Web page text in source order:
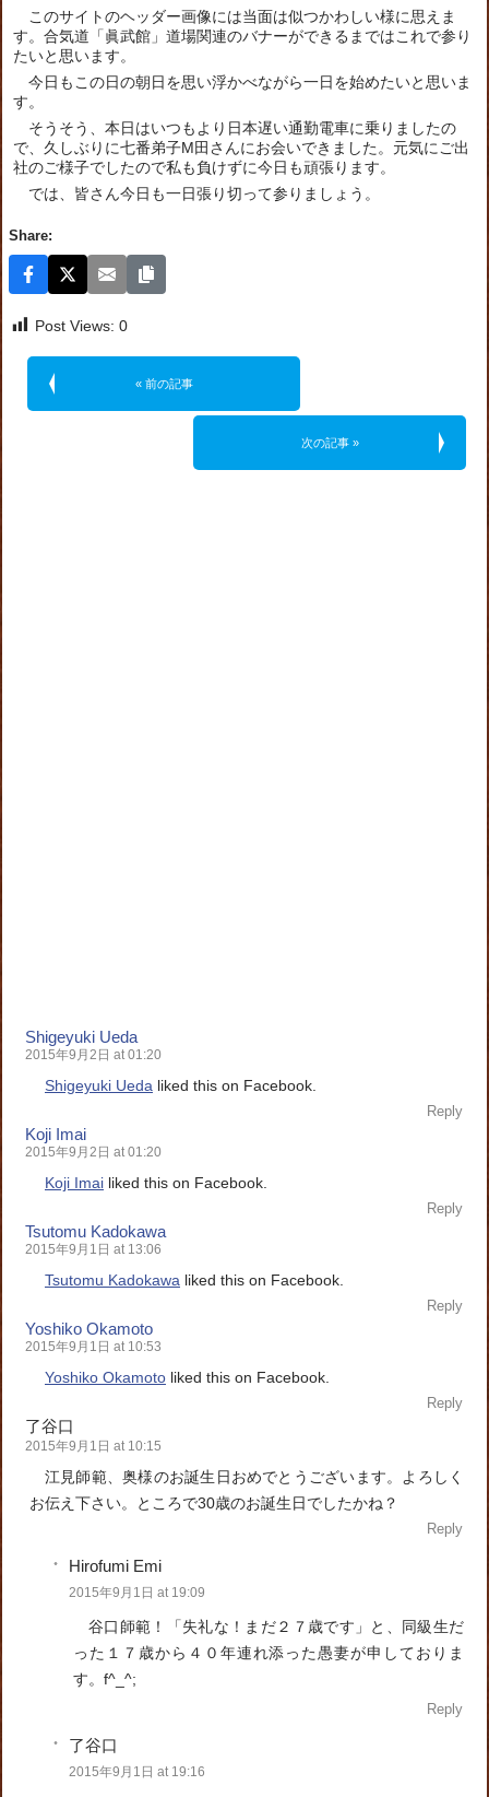
このサイトのヘッダー画像には当面は似つかわしい様に思えま
す。合気道「眞武館」道場関連のバナーができるまではこれで参り
たいと思います。
今日もこの日の朝日を思い浮かべながら一日を始めたいと思いま
す。
そうそう、本日はいつもより日本遅い通勤電車に乗りましたの
で、久しぶりに七番弟子M田さんにお会いできました。元気にご出
社のご様子でしたので私も負けずに今日も頑張ります。
では、皆さん今日も一日張り切って参りましょう。
Share:
Post Views: 0
« 前の記事
次の記事 »
Shigeyuki Ueda
2015年9月2日 at 01:20
Shigeyuki Ueda liked this on Facebook.
Reply
Koji Imai
2015年9月2日 at 01:20
Koji Imai liked this on Facebook.
Reply
Tsutomu Kadokawa
2015年9月1日 at 13:06
Tsutomu Kadokawa liked this on Facebook.
Reply
Yoshiko Okamoto
2015年9月1日 at 10:53
Yoshiko Okamoto liked this on Facebook.
Reply
了谷口
2015年9月1日 at 10:15
江見師範、奥様のお誕生日おめでとうございます。よろしく
お伝え下さい。ところで30歳のお誕生日でしたかね？
Reply
Hirofumi Emi
2015年9月1日 at 19:09
谷口師範！「失礼な！まだ２７歳です」と、同級生だ
った１７歳から４０年連れ添った愚妻が申しておりま
す。f^_^;
Reply
了谷口
2015年9月1日 at 19:16